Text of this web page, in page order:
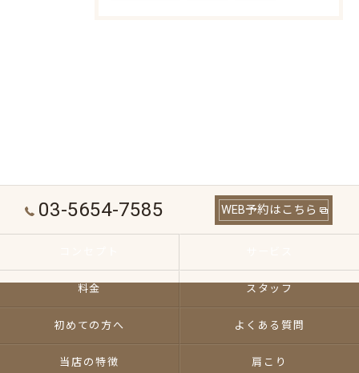
03-5654-7585 WEB予約はこちら
料金 スタッフ
初めての方へ よくある質問
当店の特徴 肩こり